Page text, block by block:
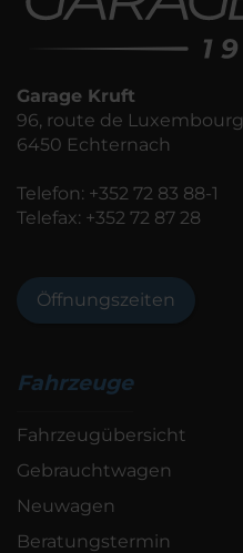
Garage Kruft
96, route de Luxembourg
6450 Echternach
Telefon: +352 72 83 88-1
Telefax: +352 72 87 28
Öffnungszeiten
Fahrzeuge
Fahrzeugübersicht
Gebrauchtwagen
Neuwagen
Beratungstermin